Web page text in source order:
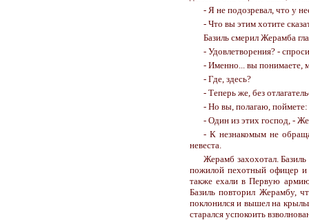
- Я не подозревал, что у
- Что вы этим хотите
Базиль смерил Жерамба
- Удовлетворения? -
- Именно... вы понимаете,
- Где, здесь?
- Теперь же, без
- Но вы, полагаю, поймете:
- Один из этих господ, -
- К незнакомым не
невеста.
Жерамб захохотал.
пожилой пехотный офицер
также ехали в Первую
Базиль повторил Жерамбу,
поклонился и вышел на
старался успокоить